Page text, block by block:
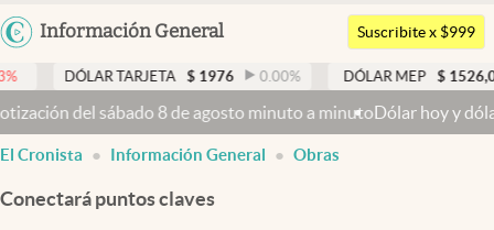
NOTICIAS
QUIÉN
Argentina
México
USA
Información General
Members
Economía y Política
Finanzas y Mercados
Mercados Online
Negocios
Suscribite x $999
TARJETA $ 1976 0.00% DÓLAR MEP $ 1526,03 0.43%
sábado 8 de agosto minuto a minutoDólar hoy y dólar blue hoy:
El Cronista Información General Obras
Conectará puntos claves